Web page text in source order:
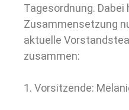
Tagesordnung. Dabei
Zusammensetzung
aktuelle
zusammen:
1. Vorsitzende: